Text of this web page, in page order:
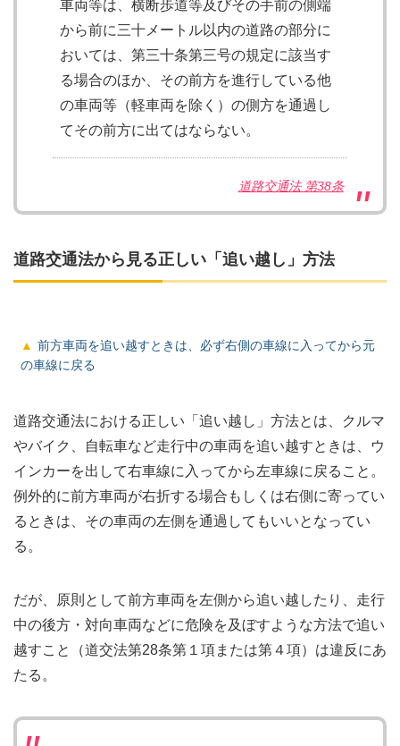
車両等は、横断歩道等及びその手前の側端
から前に三十メートル以内の道路の部分に
おいては、第三十条第三号の規定に該当す
る場合のほか、その前方を進行している他
の車両等（軽車両を除く）の側方を通過し
てその前方に出てはならない。
道路交通法 第38条
道路交通法から見る正しい「追い越し」方法
前方車両を追い越すときは、必ず右側の車線に入ってから元
の車線に戻る
道路交通法における正しい「追い越し」方法とは、クルマ
やバイク、自転車など走行中の車両を追い越すときは、ウ
インカーを出して右車線に入ってから左車線に戻ること。
例外的に前方車両が右折する場合もしくは右側に寄ってい
るときは、その車両の左側を通過してもいいとなってい
る。
だが、原則として前方車両を左側から追い越したり、走行
中の後方・対向車両などに危険を及ぼすような方法で追い
越すこと（道交法第28条第１項または第４項）は違反にあ
たる。